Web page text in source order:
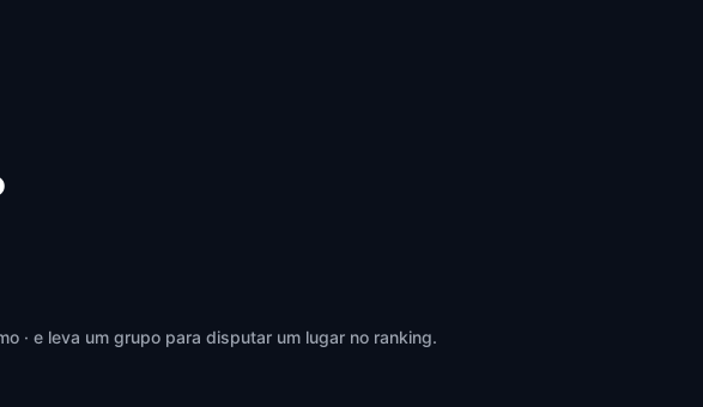
· e leva um grupo para disputar um lugar no ranking.